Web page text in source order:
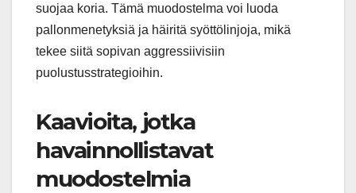
suojaa koria. Tämä muodostelma voi luoda
pallonmenetyksiä ja häiritä syöttölinjoja, mikä
tekee siitä sopivan aggressiivisiin
puolustusstrategioihin.
Kaavioita, jotka
havainnollistavat
muodostelmia